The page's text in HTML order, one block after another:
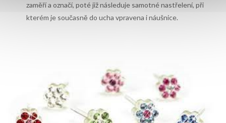
zaměří a označí, poté již následuje samotné nastřelení, při
kterém je současně do ucha vpravena i náušnice.